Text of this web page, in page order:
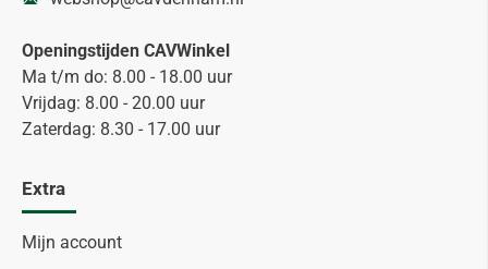
Openingstijden CAVWinkel
Ma t/m do: 8.00 - 18.00 uur
Vrijdag: 8.00 - 20.00 uur
Zaterdag: 8.30 - 17.00 uur
Extra
Mijn account